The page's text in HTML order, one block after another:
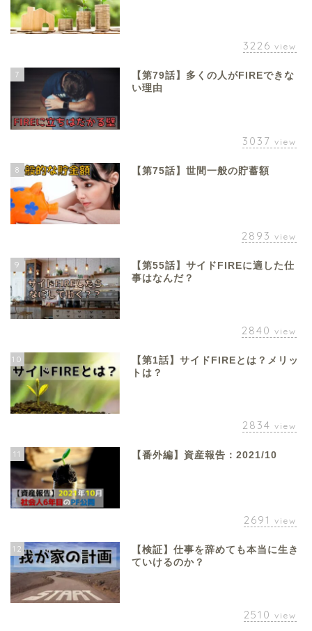
3226 view
7
【第79話】多くの人がFIREできな
い理由
3037 view
8 【第75話】世間一般の貯蓄額
2893 view
9
【第55話】サイドFIREに適した仕
事はなんだ？
2840 view
10
【第1話】サイドFIREとは？メリッ
トは？
2834 view
11 【番外編】資産報告：2021/10
2691 view
12
【検証】仕事を辞めても本当に生き
ていけるのか？
2510 view